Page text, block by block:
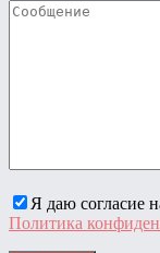
Я даю согласие
Политика